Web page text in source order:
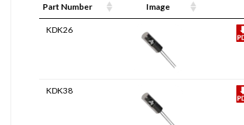
Part Number Image
KDK26
KDK38